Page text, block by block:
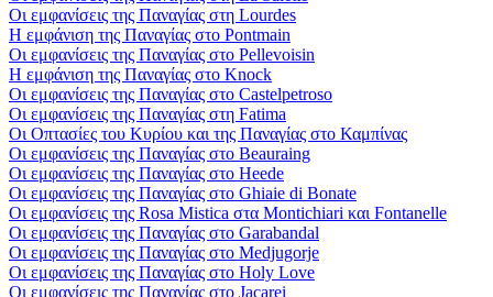
Οι εμφανίσεις της Παναγίας στη Lourdes
Η εμφάνιση της Παναγίας στο Pontmain
Οι εμφανίσεις της Παναγίας στο Pellevoisin
Η εμφάνιση της Παναγίας στο Knock
Οι εμφανίσεις της Παναγίας στο Castelpetroso
Οι εμφανίσεις της Παναγίας στη Fatima
Οι Οπτασίες του Κυρίου και της Παναγίας στο Καμπίνας
Οι εμφανίσεις της Παναγίας στο Beauraing
Οι εμφανίσεις της Παναγίας στο Heede
Οι εμφανίσεις της Παναγίας στο Ghiaie di Bonate
Οι εμφανίσεις της Rosa Mistica στα Montichiari και Fontanelle
Οι εμφανίσεις της Παναγίας στο Garabandal
Οι εμφανίσεις της Παναγίας στο Medjugorje
Οι εμφανίσεις της Παναγίας στο Holy Love
Οι εμφανίσεις της Παναγίας στο Jacarei